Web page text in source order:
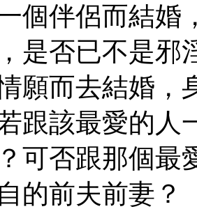
個伴侶而結婚
是否已不是邪
願而去結婚，
跟該最愛的人
可否跟那個最
的前夫前妻？